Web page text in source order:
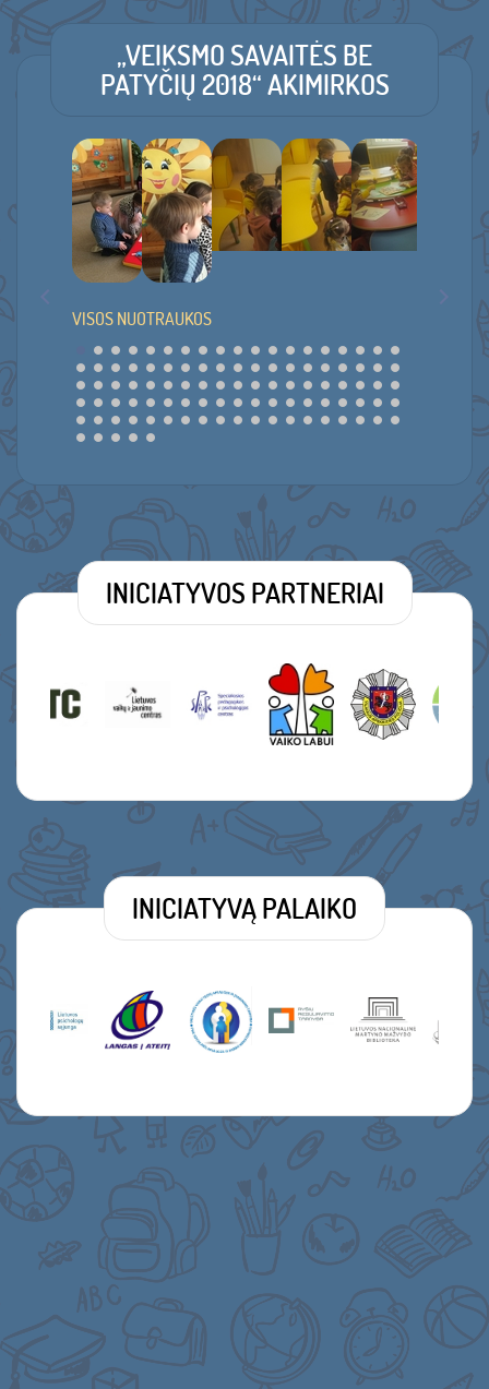
„VEIKSMO SAVAITĖS BE
PATYČIŲ 2018“ AKIMIRKOS
VISOS NUOTRAUKOS
• • • • • • • • • • • • • • • • • • •
• • • • • • • • • • • • • • • • • • •
• • • • • • • • • • • • • • • • • • •
• • • • • • • • • • • • • • • • • • •
• • • • •
INICIATYVOS PARTNERIAI
INICIATYVĄ PALAIKO